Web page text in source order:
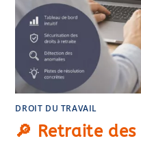
DROIT DU TRAVAIL
🔎 Retraite